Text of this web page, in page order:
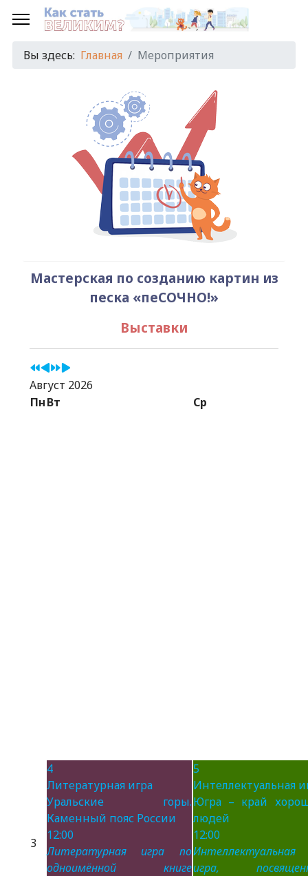
Вы здесь: Главная Мероприятия
Мастерская по созданию картин из
песка «пеСОЧНО!»
Выставки
годмесяц
годмесяц
Август 2026
ПнВт Ср
3
4
Литературная игра
Уральские горы.
Каменный пояс России
12:00
Литературная игра по
одноимённой книге
5
Интеллектуальная
Югра – край
людей
12:00
Интеллектуальная
игра,